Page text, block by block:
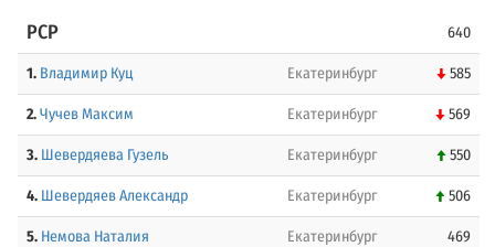
PCP 640
1. Владимир Куц Екатеринбург 585
2.Чучев Максим Екатеринбург 569
3. Шевердяева Гузель Екатеринбург 550
4. Шевердяев Александр Екатеринбург 506
5. Немова Наталия Екатеринбург 469